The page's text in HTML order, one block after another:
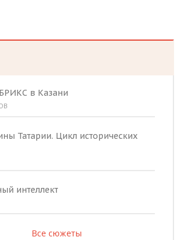
в Казани
Татарии. Цикл исторических
интеллект
Все сюжеты